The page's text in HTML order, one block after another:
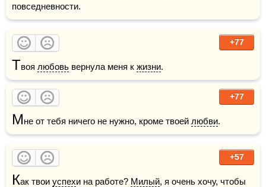
повседневности.
+77
Твоя любовь вернула меня к жизни.
+77
Мне от тебя ничего не нужно, кроме твоей любви.
+57
Как твои успехи на работе? Милый, я очень хочу, чтобы